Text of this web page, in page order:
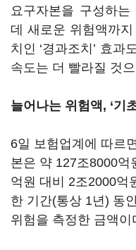
요구자본을 구성하
데 새로운 위험액까
치인 ‘경과조치’ 효과
속도는 더 빨라질 것
늘어나는 위험액, ‘기
6일 보험업계에 따르
본은 약 127조8000억
억원 대비 2조2000억
한 기간(통상 1년) 동
위험을 측정한 금액이